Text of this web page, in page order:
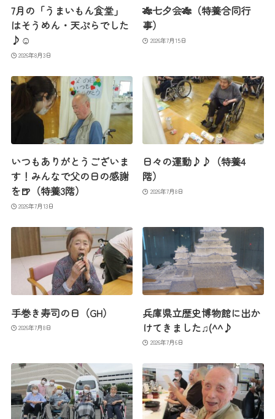
7月の「うまいもん食堂」
はそうめん・天ぷらでした
♪☺
2026年8月3日
🎋七夕会🎋（特養合同行
事）
2026年7月15日
いつもありがとうございま
す！みんなで父の日の感謝
を🍺（特養3階）
2026年7月13日
日々の運動♪♪（特養4
階）
2026年7月8日
手巻き寿司の日（GH）
2026年7月8日
兵庫県立歴史博物館に出か
けてきました♫(^^♪
2026年7月6日